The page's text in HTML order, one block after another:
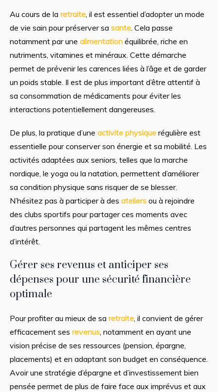
Au cours de la retraite, il est essentiel d’adopter un mode
de vie sain pour préserver sa sante. Cela passe
notamment par une alimentation équilibrée, riche en
nutriments, vitamines et minéraux. Cette démarche
permet de prévenir les carences liées à l’âge et de garder
un poids stable. Il est de plus important d’être attentif à
sa consommation de médicaments pour éviter les
interactions potentiellement dangereuses.
De plus, la pratique d’une activite physique régulière est
essentielle pour conserver son énergie et sa mobilité. Les
activités adaptées aux seniors, telles que la marche
nordique, le yoga ou la natation, permettent d’améliorer
sa condition physique sans risquer de se blesser.
N’hésitez pas à participer à des ateliers ou à rejoindre
des clubs sportifs pour partager ces moments avec
d’autres personnes qui partagent les mêmes centres
d’intérêt.
Gérer ses revenus et anticiper ses
dépenses pour une sécurité financière
optimale
Pour profiter au mieux de sa retraite, il convient de gérer
efficacement ses revenus, notamment en ayant une
vision précise de ses ressources (pension, épargne,
placements) et en adaptant son budget en conséquence.
Avoir une stratégie d’épargne et d’investissement bien
pensée permet de plus de faire face aux imprévus et aux